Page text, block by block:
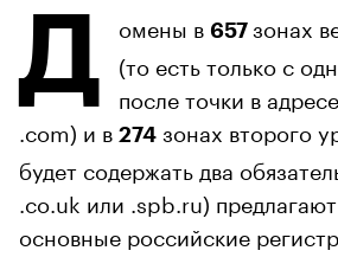
Д омены в 657 зонах
(то есть только с
после точки в
.com) и в 274 зонах второго
будет содержать два
.co.uk или .spb.ru)
основные российские